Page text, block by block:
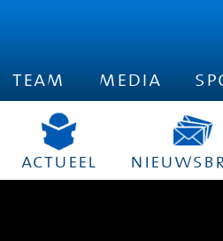
actueel
team media